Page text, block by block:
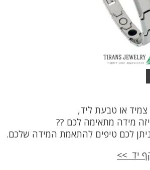
צמיד או טבעת ליד,
מידה מתאימה לכם ??
לכם טיפים להתאמת המידה שלכם.
יד >>